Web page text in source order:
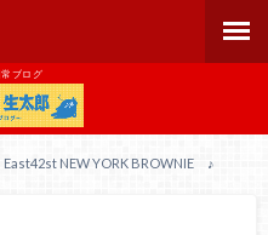
ブログ
NEW YORK BROWNIE ♪